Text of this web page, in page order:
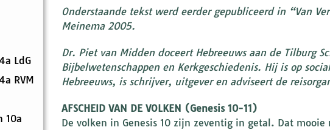
LdG
RVM
10a
Onderstaande tekst werd eerder gepubliceerd in “Van
Meinema 2005.
Dr. Piet van Midden doceert Hebreeuws aan de Tilburg
Bijbelwetenschappen en Kerkgeschiedenis. Hij is op
Hebreeuws, is schrijver, uitgever en adviseert de
AFSCHEID VAN DE VOLKEN (Genesis 10-11)
De volken in Genesis 10 zijn zeventig in getal. Dat